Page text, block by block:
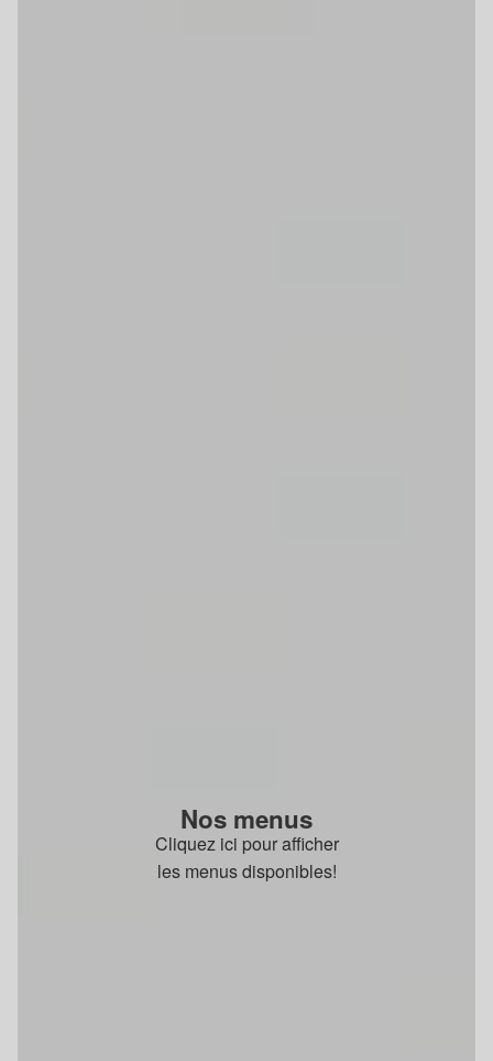
Nos menus
Cliquez ici pour afficher
les menus disponibles!